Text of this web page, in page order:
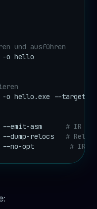
und ausführen
-o hello
o hello.exe --
--emit-asm # IR als
--dump-relocs #
--no-opt # IR-